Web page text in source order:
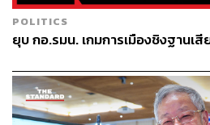
POLITICS
ยุบ กอ.รมน. เกมการเมืองชิงฐานเ